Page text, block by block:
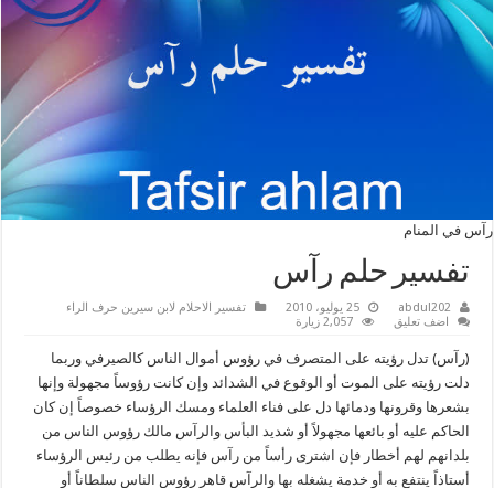
رآس في المنام
تفسير حلم رآس
abdul202 25 يوليو، 2010
تفسير الاحلام لابن سيرين حرف الراء
اضف تعليق
2,057 زيارة
(رآس) تدل رؤيته على المتصرف في رؤوس أموال الناس كالصيرفي وربما
دلت رؤيته على الموت أو الوقوع في الشدائد وإن كانت رؤوساً مجهولة وإنها
بشعرها وقرونها ودمائها دل على فناء العلماء ومسك الرؤساء خصوصاً إن كان
الحاكم عليه أو بائعها مجهولاً أو شديد البأس والرآس مالك رؤوس الناس من
بلدانهم لهم أخطار فإن اشترى رأساً من رآس فإنه يطلب من رئيس الرؤساء
أستاذاً ينتفع به أو خدمة يشغله بها والرآس قاهر رؤوس الناس سلطاناً أو